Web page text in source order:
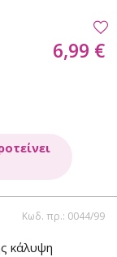
6,99 €
Κωδ. πρ.: 0044/99
κάλυψη